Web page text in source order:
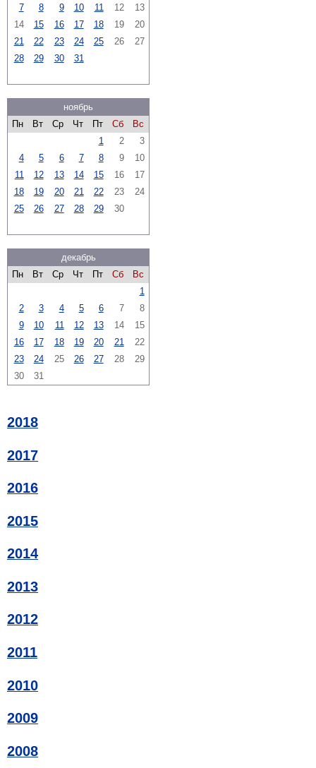
7
8 9 10 11 12
13
14
15 16 17 18 19
20
21
22 23 24 25 26
27
28
29 30 31
ноябрь
Пн
Вт Ср Чт Пт Сб
Вс
1
2
3
4
5 6 7 8 9
10
11
12 13 14 15 16
17
18
19 20 21 22 23
24
25
26 27 28 29 30
декабрь
Пн
Вт Ср Чт Пт Сб
Вс
1
2
3 4 5 6 7
8
9
10 11 12 13 14
15
16
17 18 19 20 21
22
23
24 25 26 27 28
29
30
31
2018
2017
2016
2015
2014
2013
2012
2011
2010
2009
2008